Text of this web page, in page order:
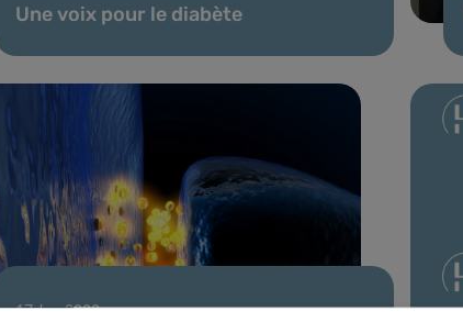
Une voix pour le diabète
17 Jan 2022